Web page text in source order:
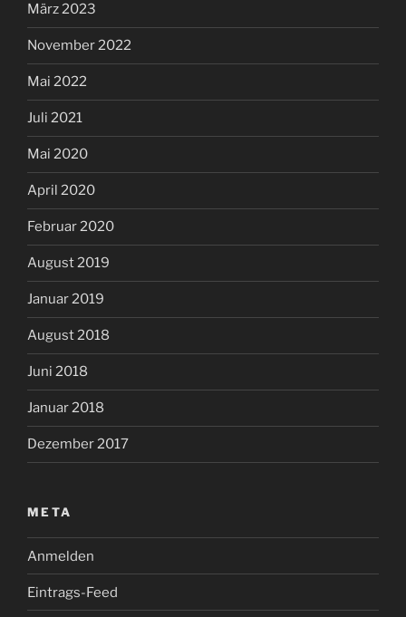
März 2023
November 2022
Mai 2022
Juli 2021
Mai 2020
April 2020
Februar 2020
August 2019
Januar 2019
August 2018
Juni 2018
Januar 2018
Dezember 2017
META
Anmelden
Eintrags-Feed